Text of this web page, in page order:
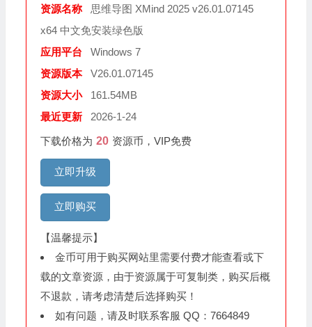
资源名称
思维导图 XMind 2025 v26.01.07145
x64 中文免安装绿色版
应用平台
Windows 7
资源版本
V26.01.07145
资源大小
161.54MB
最近更新
2026-1-24
下载价格为 20 资源币，VIP免费
立即升级
立即购买
【温馨提示】
金币可用于购买网站里需要付费才能查看或下
载的文章资源，由于资源属于可复制类，购买后概
不退款，请考虑清楚后选择购买！
如有问题，请及时联系客服 QQ：7664849